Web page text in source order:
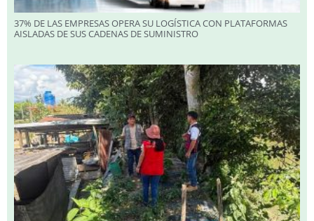
37% DE LAS EMPRESAS OPERA SU LOGÍSTICA CON PLATAFORMAS
AISLADAS DE SUS CADENAS DE SUMINISTRO